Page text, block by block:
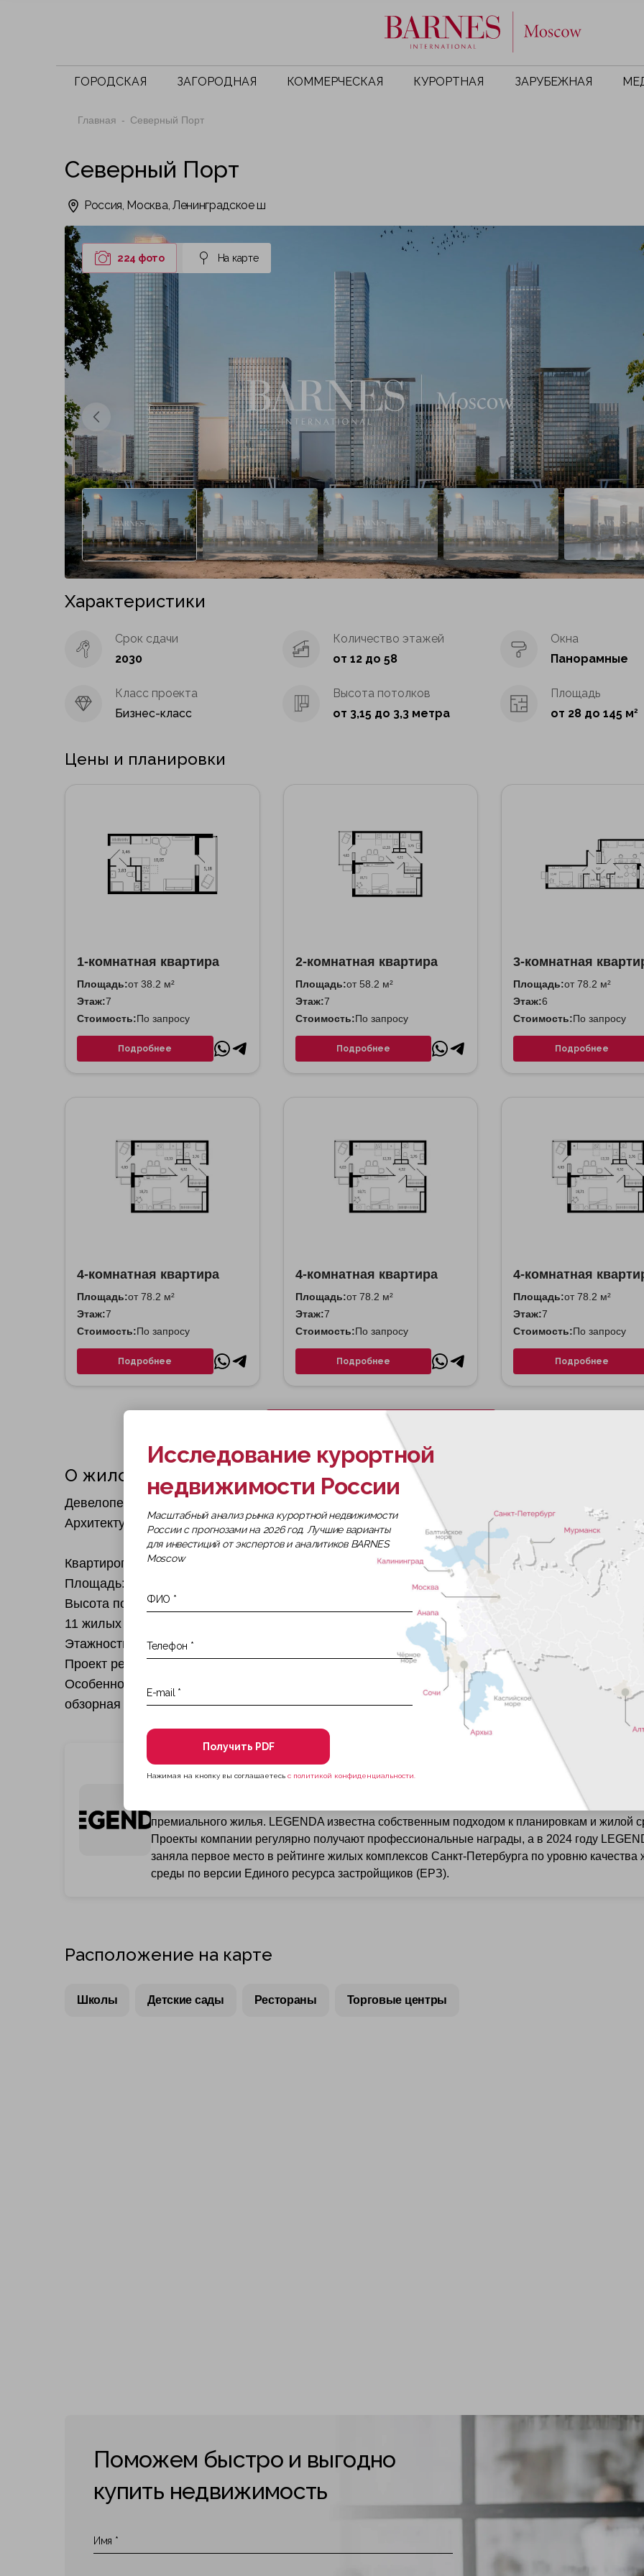
ГОРОДСКАЯ ЗАГОРОДНАЯ КОММЕРЧЕСКАЯ КУРОРТНАЯ ЗАРУБЕЖНАЯ
Главная Северный Порт
Северный Порт
Россия, Москва, Ленинградское ш
224 фото На карте
Предыдущий слайд
Характеристики
Срок сдачи
2030
Количество этажей
от 12 до 58
Окна
Панорамные
Класс проекта
Бизнес-класс
Высота потолков
от 3,15 до 3,3 метра
Площадь
от 28 до 145 м2
Цены и планировки
1-комнатная квартира
Площадь:от 38.2 м²
Этаж:7
Стоимость:По запросу
Подробнее
2-комнатная квартира
Площадь:от 58.2 м²
Этаж:7
Стоимость:По запросу
Подробнее
3-комнатная
Площадь:от 78.2 м²
Этаж:6
Стоимость:По запросу
Подробнее
4-комнатная квартира
Площадь:от 78.2 м²
Этаж:7
Стоимость:По запросу
Подробнее
4-комнатная квартира
Площадь:от 78.2 м²
Этаж:7
Стоимость:По запросу
Подробнее
4-комнатная
Площадь:от 78.2 м²
Этаж:7
Стоимость:По запросу
Подробнее
Скачать все планировки
О жилом комплексе
Девелопер: Legenda
Архитектура: концепция — Sergey Skuratov Architects, воплощение — Kamen Architects
Квартирография: от студий до 4-спальных квартир
Площадь: от 28 до 145 м²
Высота потолков: от 3,15 до 3,3 м
11 жилых корпусов
Этажность: от 12 до 58 этажей
Проект реализуется в 3 очереди.
Особенности: благоустроенная набережная, соединенная с парком Северного речного
обзорная смотровая площадка на крыше корпуса 7.3.
Застройщик LEGENDA
LEGENDA Intelligent Development работает с 2010 года. Девелопер развивает проекты в
Петербурге и Москве, а в портфеле компании — десятки домов в сегментах от бизнес-
премиального жилья. LEGENDA известна собственным подходом к планировкам и жилой
Проекты компании регулярно получают профессиональные награды, а в 2024 году
заняла первое место в рейтинге жилых комплексов Санкт-Петербурга по уровню качества
среды по версии Единого ресурса застройщиков (ЕРЗ).
Расположение на карте
Школы Детские сады Рестораны Торговые центры
Поможем быстро и выгодно
купить недвижимость
Исследование курортной
недвижимости России
Масштабный анализ рынка курортной недвижимости
России с прогнозами на 2026 год. Лучшие варианты
для инвестиций от экспертов и аналитиков BARNES
Moscow
Получить PDF
Нажимая на кнопку вы соглашаетесь с политикой конфиденциальности.